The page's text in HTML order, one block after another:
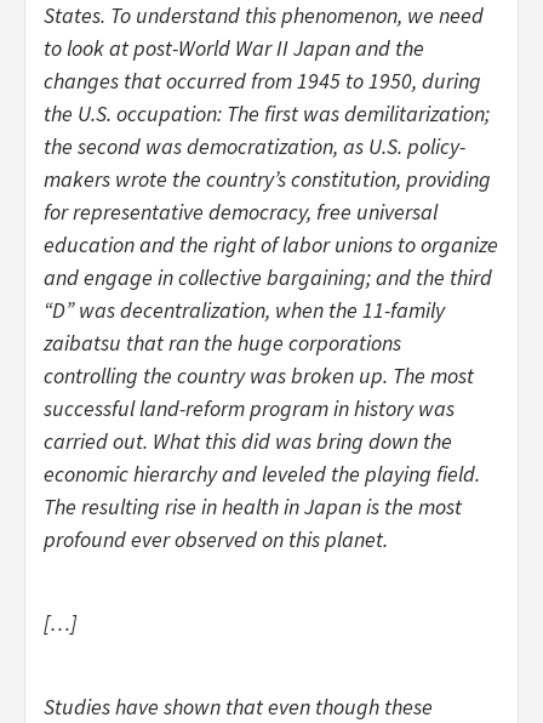
States. To understand this phenomenon, we need
to look at post-World War II Japan and the
changes that occurred from 1945 to 1950, during
the U.S. occupation: The first was demilitarization;
the second was democratization, as U.S. policy-
makers wrote the country’s constitution, providing
for representative democracy, free universal
education and the right of labor unions to organize
and engage in collective bargaining; and the third
“D” was decentralization, when the 11-family
zaibatsu that ran the huge corporations
controlling the country was broken up. The most
successful land-reform program in history was
carried out. What this did was bring down the
economic hierarchy and leveled the playing field.
The resulting rise in health in Japan is the most
profound ever observed on this planet.
[…]
Studies have shown that even though these